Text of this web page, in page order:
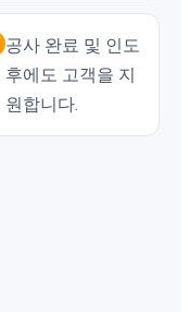
공사 완료 및 인도
후에도 고객을 지
원합니다.